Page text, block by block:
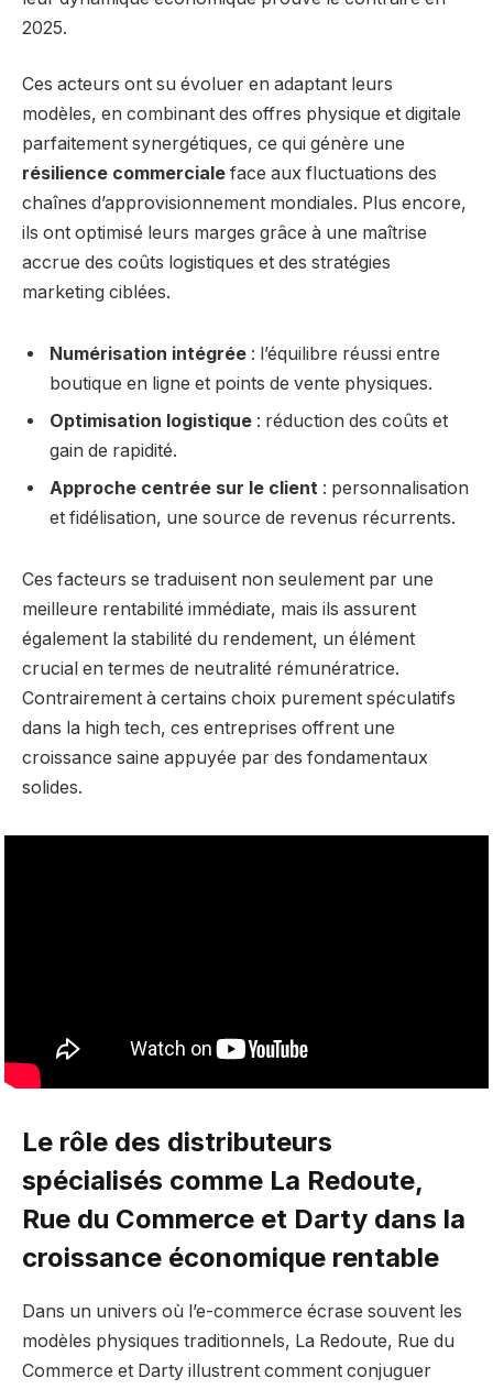
2025.
Ces acteurs ont su évoluer en adaptant leurs
modèles, en combinant des offres physique et digitale
parfaitement synergétiques, ce qui génère une
résilience commerciale face aux fluctuations des
chaînes d’approvisionnement mondiales. Plus encore,
ils ont optimisé leurs marges grâce à une maîtrise
accrue des coûts logistiques et des stratégies
marketing ciblées.
Numérisation intégrée : l’équilibre réussi entre
boutique en ligne et points de vente physiques.
Optimisation logistique : réduction des coûts et
gain de rapidité.
Approche centrée sur le client : personnalisation
et fidélisation, une source de revenus récurrents.
Ces facteurs se traduisent non seulement par une
meilleure rentabilité immédiate, mais ils assurent
également la stabilité du rendement, un élément
crucial en termes de neutralité rémunératrice.
Contrairement à certains choix purement spéculatifs
dans la high tech, ces entreprises offrent une
croissance saine appuyée par des fondamentaux
solides.
Le rôle des distributeurs
spécialisés comme La Redoute,
Rue du Commerce et Darty dans la
croissance économique rentable
Dans un univers où l’e-commerce écrase souvent les
modèles physiques traditionnels, La Redoute, Rue du
Commerce et Darty illustrent comment conjuguer